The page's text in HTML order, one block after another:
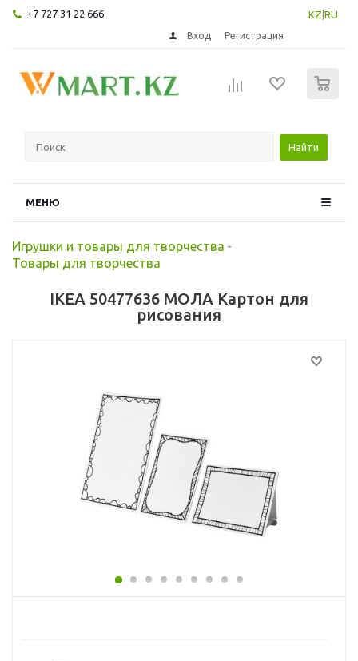
+7 727 31 22 666 KZ RU
Вход Регистрация
Найти
МЕНЮ
Игрушки и товары для творчества -
Товары для творчества
IKEA 50477636 МОЛА Картон для
рисования